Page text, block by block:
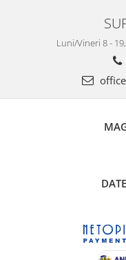
Luni/Vineri 8 -